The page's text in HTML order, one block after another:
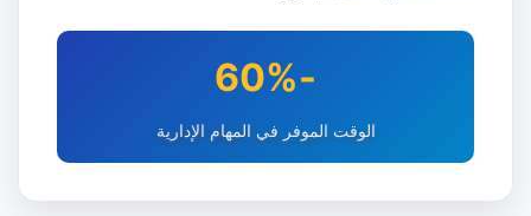
-60%
الوقت الموفر في المهام الإدارية